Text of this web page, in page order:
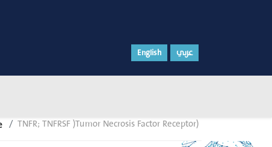
English عربي
TNFR; TNFRSF )Tumor Necrosis Factor Receptor)